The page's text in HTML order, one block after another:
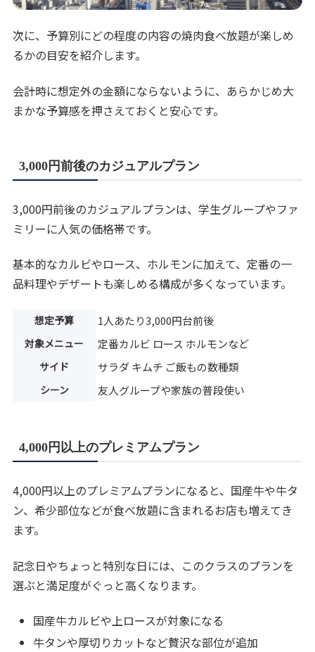
次に、予算別にどの程度の内容の焼肉食べ放題が楽しめ
るかの目安を紹介します。
会計時に想定外の金額にならないように、あらかじめ大
まかな予算感を押さえておくと安心です。
3,000円前後のカジュアルプラン
3,000円前後のカジュアルプランは、学生グループやファ
ミリーに人気の価格帯です。
基本的なカルビやロース、ホルモンに加えて、定番の一
品料理やデザートも楽しめる構成が多くなっています。
想定予算 1人あたり3,000円台前後
対象メニュー 定番カルビ ロース ホルモンなど
サイド サラダ キムチ ご飯もの数種類
シーン 友人グループや家族の普段使い
4,000円以上のプレミアムプラン
4,000円以上のプレミアムプランになると、国産牛や牛タ
ン、希少部位などが食べ放題に含まれるお店も増えてき
ます。
記念日やちょっと特別な日には、このクラスのプランを
選ぶと満足度がぐっと高くなります。
国産牛カルビや上ロースが対象になる
牛タンや厚切りカットなど贅沢な部位が追加